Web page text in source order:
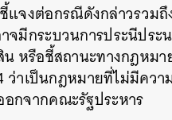
แจงต่อกรณีดังกล่าวรว
มีกระบวนการประนีปร
น หรือชี้สถานะทางกฎห
าเป็นกฎหมายที่ไม่มีคว
กจากคณะรัฐประหาร